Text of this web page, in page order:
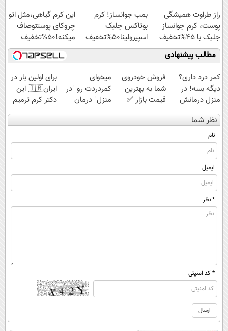
گیاهی!45%تخفیف تا
امشب
راز طراوت همیشگی
پوست، کرم جوانساز
جلبک با 45%تخفیف
بمب جوانساز! کرم
بوتاکس جلبک
اسپیرولینا50%تخفیف
این کرم گیاهی،مثل اتو
چروکای پوستتوصاف
میکنه!50%تخفیف
مطالب پیشنهادی
کمر درد داری؟
دیگه بسه! در
منزل درمانش
کن
(◀پرسش‌نامه)
فروش خودروی
شما به بهترین
قیمت بازار ✅
میخوای
کمردردت رو "در
منزل" درمان
کنی؟ (◂فیلم +
◂پرسش‌نامه)
برای اولین بار در
ایران🇮🇷 این
دکتر کرم ترمیم
کننده 23 روزه
ساخت!
نظر شما
نام
ایمیل
* نظر
* کد امنیتی